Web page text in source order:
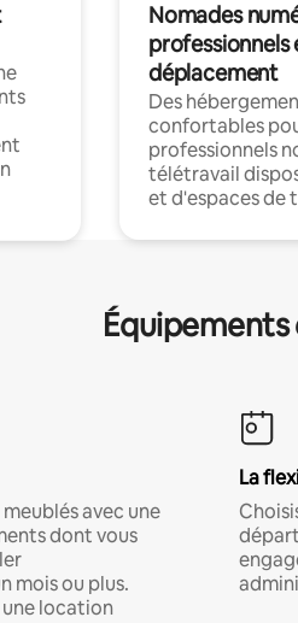
Nomades
professionnels
déplacement
Des
confortables
professionnels
télétravail
et d'espaces de
avec une
dont vous
mois ou plus.
location
La